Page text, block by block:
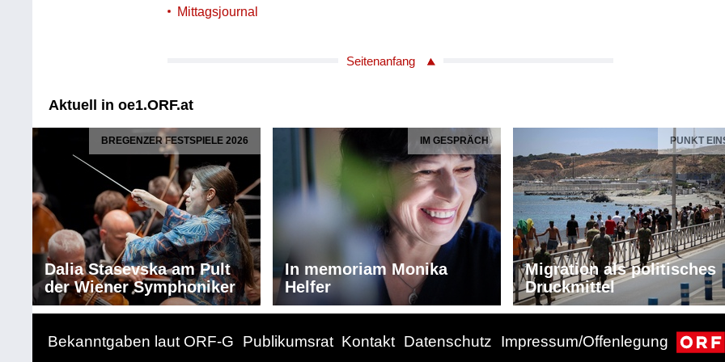
Mittagsjournal
Seitenanfang
Aktuell in oe1.ORF.at
BREGENZER FESTSPIELE 2026
Dalia Stasevska am Pult
der Wiener Symphoniker
IM GESPRÄCH
In memoriam Monika
Helfer
PUNKT
Migration als politisches
Druckmittel
Bekanntgaben laut ORF-G Publikumsrat Kontakt Datenschutz Impressum/Offenlegung